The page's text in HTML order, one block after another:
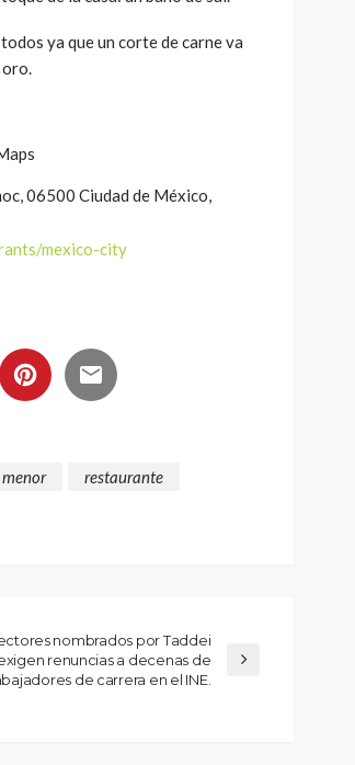
ya que un corte de carne va
oro.
06500 Ciudad de México,
mexico-city
restaurante
nombrados por Taddei
renuncias a decenas de
de carrera en el INE.